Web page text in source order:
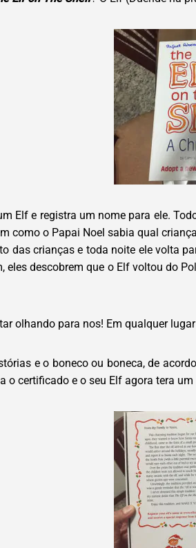
Elf e registra um nome para ele.
como o Papai Noel sabia qual
das crianças e toda noite ele volta
eles descobrem que o Elf voltou do
olhando para nos! Em qualquer
e o boneco ou boneca, de
o certificado e o seu Elf agora tera um